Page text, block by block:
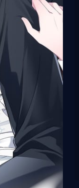
นิเมะ (คืนนี้)
เมะ